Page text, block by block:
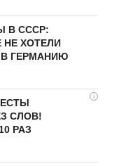
В СССР:
ХОТЕЛИ
ГЕРМАНИЮ
i
СЛОВ!
РАЗ